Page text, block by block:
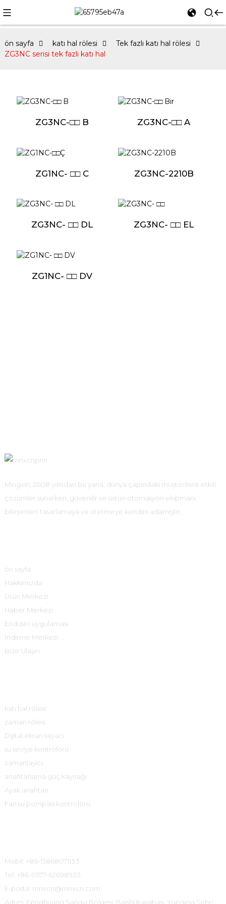
ön sayfa katı hal rölesi
Tek fazlı katı hal rölesi
ZG3NC serisi tek fazlı katı hal
ZG3NC-□□ B ZG3NC-□□ A
ZG1NC- □□ C ZG3NC-2210B
ZG3NC- □□ DL ZG3NC- □□ EL
ZG1NC- □□ DV
Mingxin, 2008 yılından bu yana, dünya çapındaki müşterilere etkili
çözümler sunarken, güvenilir ve üstün otomasyon ekipmanı
bileşenleri tasarlamaya ve üretmeye kendini adamıştır.
ön sayfa
Hakkımızda
Ürün Merkezi
Haber Merkezi
Endüstri uygulaması
İndirme Merkezi
Bize Ulaşın
katı hal rölesi
zaman rölesi
Dijital ekran sayacı
su seviye kontrolörü
zamanlayıcı
anahtarlama güç kaynağı
Ayak anahtarı
Fan su pompası kontrolörü
Mobil: +86-15868071133
Tel: +86-0577-62698933
E-posta: mnxcn@mnxcn.com
Adres: Fenghuang Sanayi Bölgesi, Baishi Kasabası, Yueqing Şehri,